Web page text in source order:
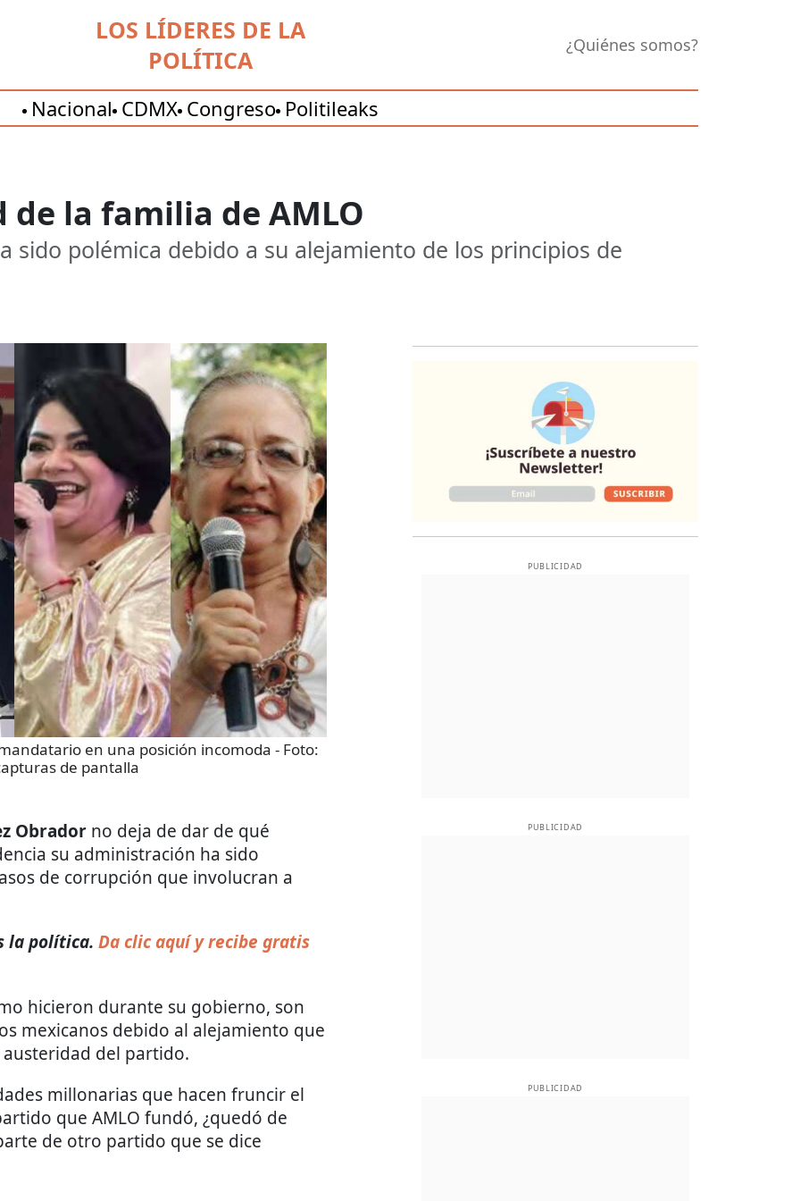
LOS LÍDERES DE LA
POLÍTICA
¿Quiénes somos?
Nacional CDMX Congreso Politileaks
la familia de AMLO
sido polémica debido a su alejamiento de los principios de
en una posición incomoda - Foto:
de pantalla
Obrador no deja de dar de qué
su administración ha sido
de corrupción que involucran a
la política. Da clic aquí y recibe gratis
hicieron durante su gobierno, son
mexicanos debido al alejamiento que
del partido.
millonarias que hacen fruncir el
que AMLO fundó, ¿quedó de
de otro partido que se dice
PUBLICIDAD
PUBLICIDAD
PUBLICIDAD